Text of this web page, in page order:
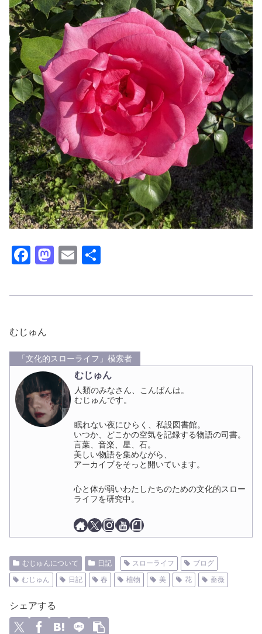
F
c
b
o
o
k
M
st
o
n
E
ail
むじゅん
「文化的スローライフ」模索者
むじゅん
人類のみなさん、こんばんは。
むじゅんです。
眠れない夜にひらく、私設図書館。
いつか、どこかの空気を記録する物語の司書。
言葉、音楽、星、石。
美しい物語を集めながら、
アーカイブをそっと開いています。
心と体が弱いわたしたちのための文化的スロー
ライフを研究中。
むじゅんについて 日記 スローライフ
ブログ
むじゅん
日記 春 植物 美 花 薔薇
シェアする